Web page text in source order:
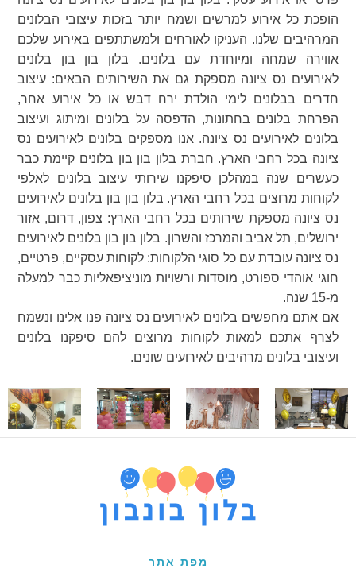
הופכת כל אירוע למרשים ושמח יותר בזכות עיצובי הבלונים
המרהיבים שלנו. העניקו לאורחים ולמשתתפים באירוע שלכם
אווירה שמחה ומיוחדת עם בלונים. בלון בון בון בלונים
לאירועים נס ציונה מספקת גם את השירותים הבאים: עיצוב
חדרים בבלונים לימי הולדת ירח דבש או כל אירוע אחר,
הפרחת בלונים בחתונות, הדפסה על בלונים ומיתוג ועיצוב
בלונים לאירועים נס ציונה. אנו מספקים בלונים לאירועים נס
ציונה בכל רחבי הארץ. חברת בלון בון בון בלונים קיימת כבר
כעשרים שנה במהלכן סיפקנו שירותי עיצוב בלונים לאלפי
לקוחות מרוצים בכל רחבי הארץ. בלון בון בון בלונים לאירועים
נס ציונה מספקת שירותים בכל רחבי הארץ: צפון, דרום, אזור
ירושלים, תל אביב והמרכז והשרון. בלון בון בון בלונים לאירועים
נס ציונה עובדת עם כל סוגי הלקוחות: לקוחות עסקיים, פרטיים,
חוגי אוהדי ספורט, מוסדות ורשויות מוניציפאליות כבר למעלה
מ-15 שנה.
אם אתם מחפשים בלונים לאירועים נס ציונה פנו אלינו ונשמח
לצרף אתכם למאות לקוחות מרוצים להם סיפקנו בלונים
ועיצובי בלונים מרהיבים לאירועים שונים.
מפת אתר